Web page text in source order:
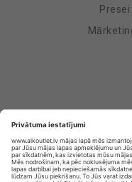
Presei:
E-veikala